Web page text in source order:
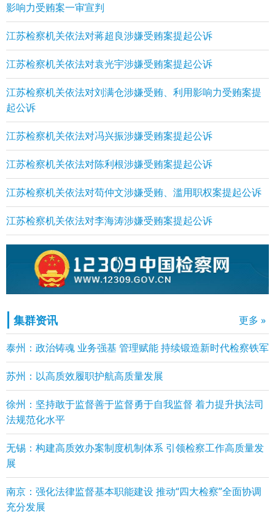
影响力受贿案一审宣判
江苏检察机关依法对蒋超良涉嫌受贿案提起公诉
江苏检察机关依法对袁光宇涉嫌受贿案提起公诉
江苏检察机关依法对刘满仓涉嫌受贿、利用影响力受贿案提
起公诉
江苏检察机关依法对冯兴振涉嫌受贿案提起公诉
江苏检察机关依法对陈利根涉嫌受贿案提起公诉
江苏检察机关依法对苟仲文涉嫌受贿、滥用职权案提起公诉
江苏检察机关依法对李海涛涉嫌受贿案提起公诉
集群资讯 更多 »
泰州：政治铸魂 业务强基 管理赋能 持续锻造新时代检察铁军
苏州：以高质效履职护航高质量发展
徐州：坚持敢于监督善于监督勇于自我监督 着力提升执法司
法规范化水平
无锡：构建高质效办案制度机制体系 引领检察工作高质量发
展
南京：强化法律监督基本职能建设 推动“四大检察”全面协调
充分发展